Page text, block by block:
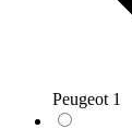
Peugeot 1